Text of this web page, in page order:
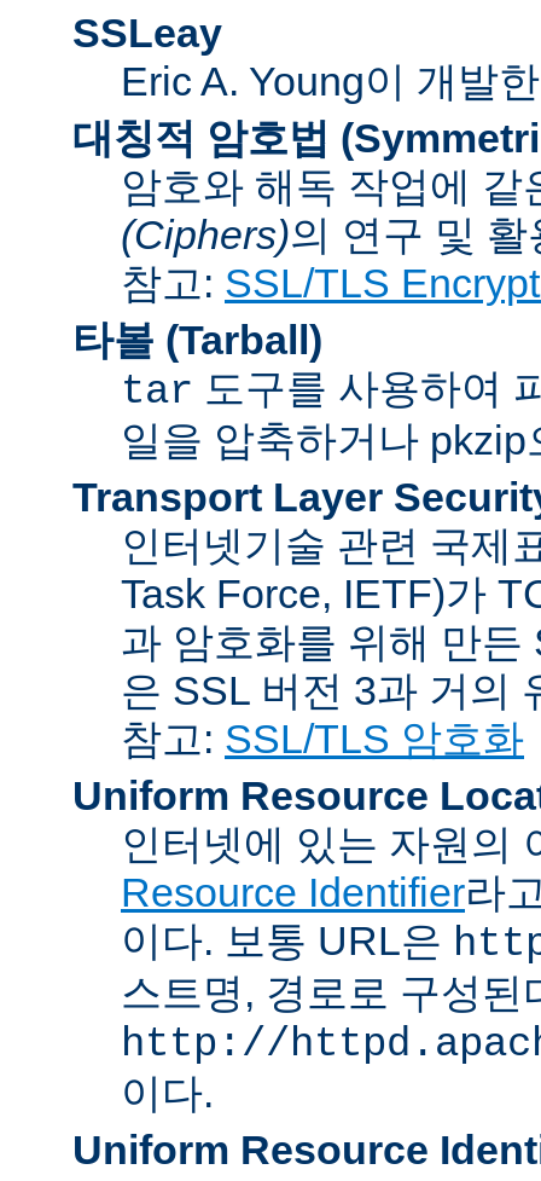
SSLeay
Eric A. Young이 개발
대칭적 암호법
암호와 해독 작업에
(Ciphers)의 연구 및 활
참고: SSL/TLS
타볼 (Tarball)
tar 도구를 사용하여
일을 압축하거나
Transport Layer
인터넷기술 관련 국제
Task Force, IETF)가
과 암호화를 위해 만
은 SSL 버전 3과 거의
참고: SSL/TLS 암호화
Uniform Resource
인터넷에 있는 자원의
Resource Identifier라
이다. 보통 URL은
스트명, 경로로 구성
http://
이다.
Uniform Resource